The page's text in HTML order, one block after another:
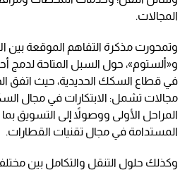
المجالات.
وتمحورت مذكرة التفاهم الموقعة بين
و«ألستوم»، حول السبل المتاحة لدمج
في قطاع السكك الحديدية، حيث اتفق
مجالات تشمل: الابتكارات في مجال
المراحل الأولى ووصولاً إلى التسويق
المستدامة في مجال تقنيات القطارات.
وكذلك حلول التنقل والتكامل بين